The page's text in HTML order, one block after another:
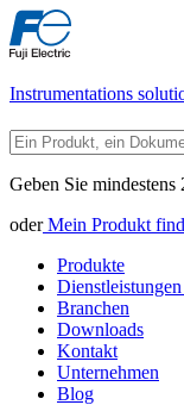
Instrumentations
Geben Sie
oderMein Produkt
Produkte
Branchen
Downloads
Kontakt
Unternehmen
Blog